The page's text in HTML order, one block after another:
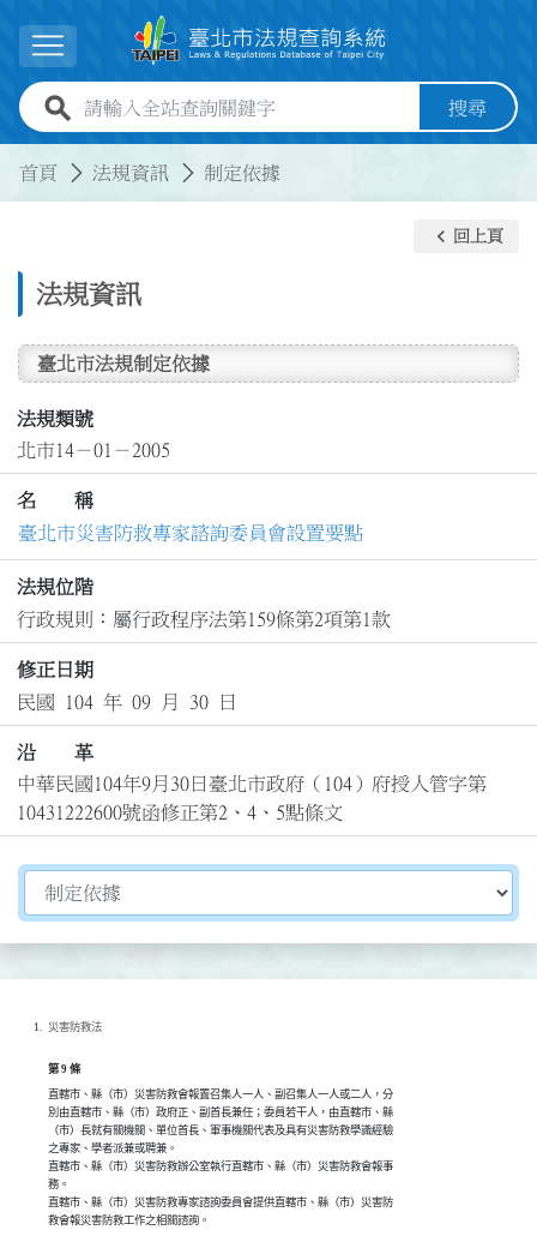
展開選單
全站查詢關鍵字欄位 搜尋
首頁 法規資訊 制定依據
法規資訊
keyboard_arrow_left 回上頁
臺北市法規制定依據
法規類號
北市14－01－2005
名 稱
臺北市災害防救專家諮詢委員會設置要點
法規位階
行政規則：屬行政程序法第159條第2項第1款
修正日期
民國 104 年 09 月 30 日
沿 革
中華民國104年9月30日臺北市政府（104）府授人管字第
10431222600號函修正第2、4、5點條文
切換選擇法規資訊內容
災害防救法
第 9 條
直轄市、縣（市）災害防救會報置召集人一人、副召集人一人或二人，分
別由直轄市、縣（市）政府正、副首長兼任；委員若干人，由直轄市、縣
（市）長就有關機關、單位首長、軍事機關代表及具有災害防救學識經驗
之專家、學者派兼或聘兼。
直轄市、縣（市）災害防救辦公室執行直轄市、縣（市）災害防救會報事
務。
直轄市、縣（市）災害防救專家諮詢委員會提供直轄市、縣（市）災害防
救會報災害防救工作之相關諮詢。